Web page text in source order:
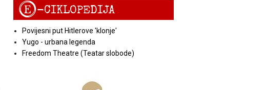
E-CIKLOPEDIJA
Povijesni put Hitlerove 'klonje'
Yugo - urbana legenda
Freedom Theatre (Teatar slobode)